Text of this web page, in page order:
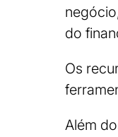
do
Os
Além